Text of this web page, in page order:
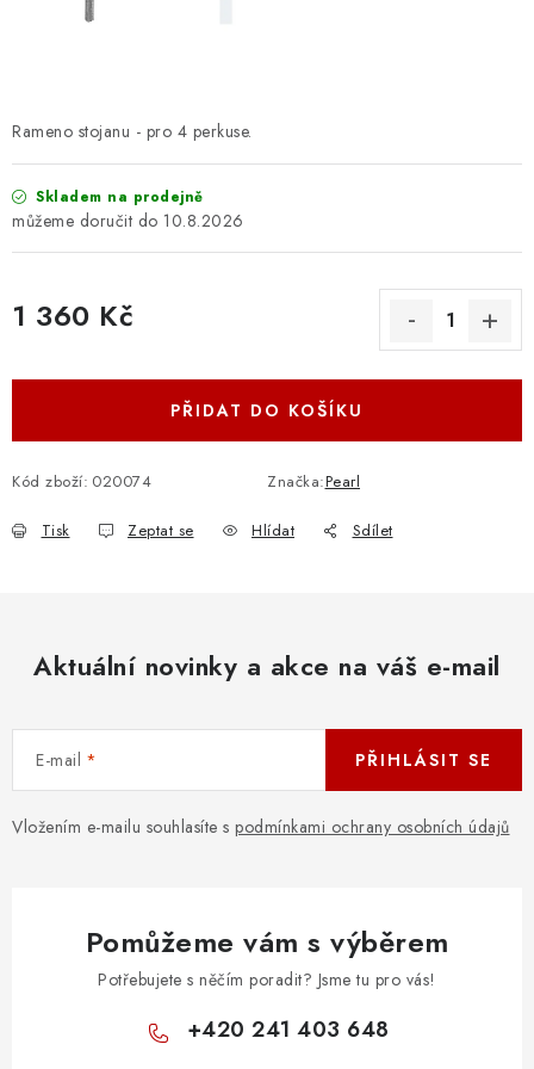
KONTAKTY
O E-SHOPU
OBCHODNÍ PODMÍNKY
ODSTOUPENÍ OD SMLOUVY
ZÁSADY ZPRACOVÁNÍ OSOBNÍCH ÚDAJŮ
KONTAKTY O E-SHOPU
BLOG
OBCHODNÍ PODMÍNKY
ODSTOUPENÍ OD SMLOUVY
Rameno stojanu - pro 4 perkuse.
Skladem na prodejně
10.8.2026
1 360 Kč
PŘIDAT DO KOŠÍKU
Kód zboží: 020074 Značka:Pearl
Tisk Zeptat se Hlídat Sdílet
Aktuální novinky a akce na váš e-mail
E-mail
Vložením e-mailu souhlasíte s podmínkami ochrany osobních údajů
PŘIHLÁSIT SE
Pomůžeme vám s výběrem
Potřebujete s něčím poradit? Jsme tu pro vás!
+420 241 403 648